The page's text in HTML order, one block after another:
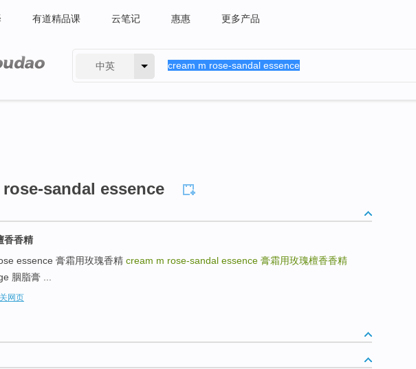
有道精品课 云笔记 惠惠 更多产品
中英
sandal essence
香香精
essence 膏霜用玫瑰香精 cream m rose-sandal essence 膏霜用玫瑰檀香香精
胭脂膏 ...
网页